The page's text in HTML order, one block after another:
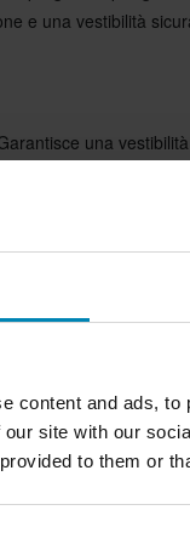
content and ads,
site with our
to them or
e una vestibilità
una
con i movimenti del
un sistema di tasche
idrica (non
il flusso d'aria durante
consentono un
intemperie,
in condizioni di